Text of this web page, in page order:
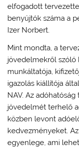
elfogadott
benyújtók száma a
Izer Norbert.
Mint mondta, a
jövedelmekről szóló
munkáltatója,
igazolás kiállítója
NAV. Az
jövedelmét terhelő
közben levont
kedvezményeket.
egyenlege, ami